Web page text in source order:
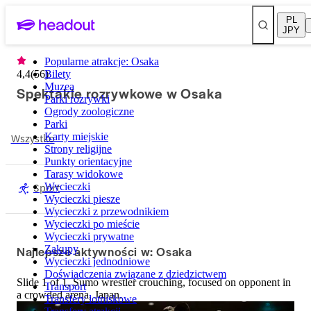
PL
JPY
Popularne atrakcje: Osaka
Bilety
Muzea
Parki rozrywki
Ogrody zoologiczne
Parki
Karty miejskie
Strony religijne
Punkty orientacyjne
Tarasy widokowe
Wycieczki
Wycieczki piesze
Wycieczki z przewodnikiem
Wycieczki po mieście
Wycieczki prywatne
Zakupy
Wycieczki jednodniowe
Doświadczenia związane z dziedzictwem
Transport
Transfery lotniskowe
4,4(56)
Spektakle rozrywkowe w Osaka
Wszystko
Sport
Najlepsze aktywności w: Osaka
Slide 1 of 1, Sumo wrestler crouching, focused on opponent in
a crowded arena, Japan.